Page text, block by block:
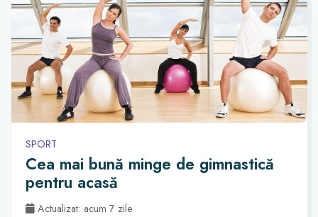
SPORT
Cea mai bună minge de gimnastică
pentru acasă
Actualizat: acum 7 zile